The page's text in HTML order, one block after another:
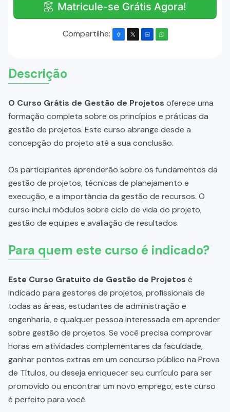
Matricule-se Grátis Agora!
Compartilhe:
Descrição
O Curso Grátis de Gestão de Projetos oferece uma
formação completa sobre os princípios e práticas da
gestão de projetos. Este curso abrange desde a
concepção do projeto até a sua conclusão.
Os participantes aprenderão sobre os fundamentos da
gestão de projetos, técnicas de planejamento e
execução, e a importância da gestão de recursos. O
curso inclui módulos sobre ciclo de vida do projeto,
gestão de equipes e avaliação de resultados.
Para quem este curso é indicado?
Este Curso Gratuito de Gestão de Projetos é
indicado para gestores de projetos, profissionais de
todas as áreas, estudantes de administração e
engenharia, e qualquer pessoa interessada em aprender
sobre gestão de projetos. Se você precisa comprovar
horas em atividades complementares da faculdade,
ganhar pontos extras em um concurso público na Prova
de Títulos, ou deseja enriquecer seu currículo para ser
promovido ou encontrar um novo emprego, este curso
é perfeito para você.